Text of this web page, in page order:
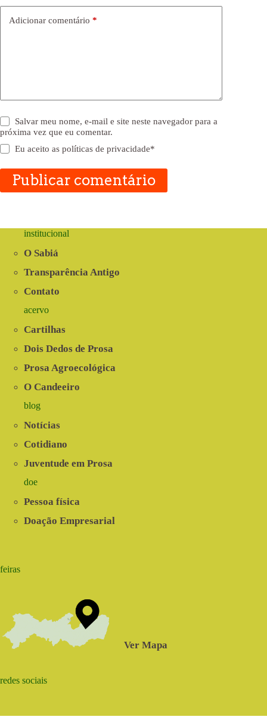
Adicionar comentário *
Salvar meu nome, e-mail e site neste navegador para a
próxima vez que eu comentar.
Eu aceito aspolíticas de privacidade*
Publicar comentário
institucional
O Sabiá
Transparência Antigo
Contato
acervo
Cartilhas
Dois Dedos de Prosa
Prosa Agroecológica
O Candeeiro
blog
Notícias
Cotidiano
Juventude em Prosa
doe
Pessoa física
Doação Empresarial
feiras
Ver Mapa
redes sociais